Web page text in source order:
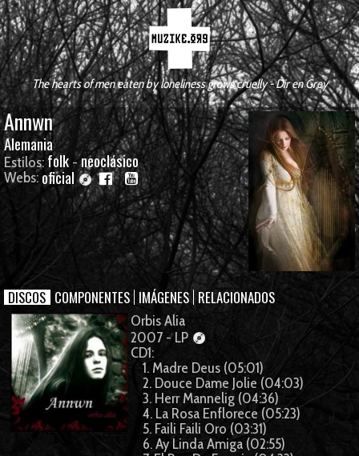
The hearts of men eaten by loneliness grows cruelly - Dir en Grey
Annwn
Alemania
Estilos:folk -neoclásico
Webs:oficial
DISCOS COMPONENTES IMÁGENES RELACIONADOS
Orbis Alia
2007 - LP
CD1:
1. Madre Deus (05:01)
2. Douce Dame Jolie (04:03)
3. Herr Mannelig (04:36)
4. La Rosa Enflorece (05:23)
5. Faili Faili Oro (03:31)
6. Ay Linda Amiga (02:55)